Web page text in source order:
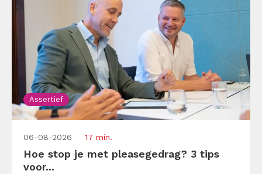
Assertief
06-08-2026 17 min.
Hoe stop je met pleasegedrag? 3 tips
voor...